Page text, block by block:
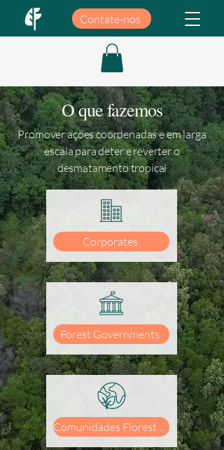
Contate-nos
O que fazemos
Promover ações coordenadas e em larga
escala para deter e reverter o
desmatamento tropical
Corporates
Forest Governments